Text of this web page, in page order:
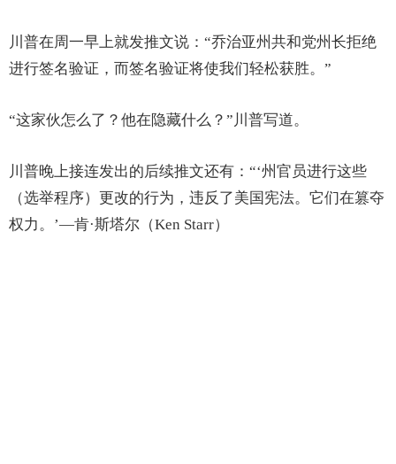
川普在周一早上就发推文说：“乔治亚州共和党州长拒绝
进行签名验证，而签名验证将使我们轻松获胜。”
“这家伙怎么了？他在隐藏什么？”川普写道。
川普晚上接连发出的后续推文还有：“‘州官员进行这些
（选举程序）更改的行为，违反了美国宪法。它们在篡夺
权力。’—肯·斯塔尔（Ken Starr）